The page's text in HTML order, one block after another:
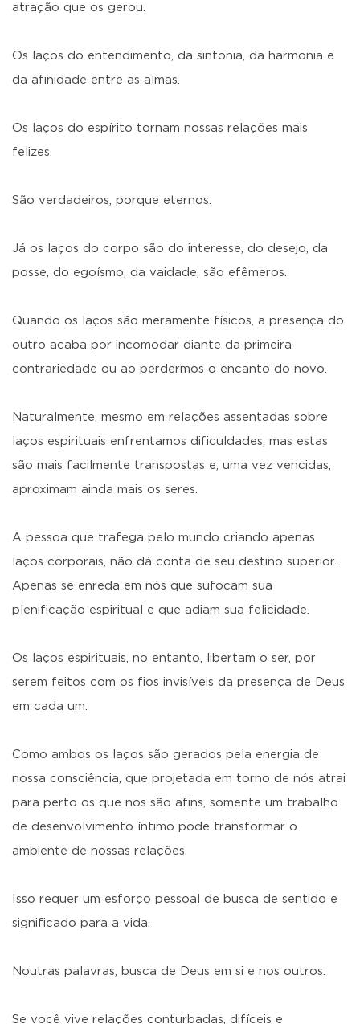
atração que os gerou.
Os laços do entendimento, da sintonia, da harmonia e
da afinidade entre as almas.
Os laços do espírito tornam nossas relações mais
felizes.
São verdadeiros, porque eternos.
Já os laços do corpo são do interesse, do desejo, da
posse, do egoísmo, da vaidade, são efêmeros.
Quando os laços são meramente físicos, a presença do
outro acaba por incomodar diante da primeira
contrariedade ou ao perdermos o encanto do novo.
Naturalmente, mesmo em relações assentadas sobre
laços espirituais enfrentamos dificuldades, mas estas
são mais facilmente transpostas e, uma vez vencidas,
aproximam ainda mais os seres.
A pessoa que trafega pelo mundo criando apenas
laços corporais, não dá conta de seu destino superior.
Apenas se enreda em nós que sufocam sua
plenificação espiritual e que adiam sua felicidade.
Os laços espirituais, no entanto, libertam o ser, por
serem feitos com os fios invisíveis da presença de Deus
em cada um.
Como ambos os laços são gerados pela energia de
nossa consciência, que projetada em torno de nós atrai
para perto os que nos são afins, somente um trabalho
de desenvolvimento íntimo pode transformar o
ambiente de nossas relações.
Isso requer um esforço pessoal de busca de sentido e
significado para a vida.
Noutras palavras, busca de Deus em si e nos outros.
Se você vive relações conturbadas, difíceis e